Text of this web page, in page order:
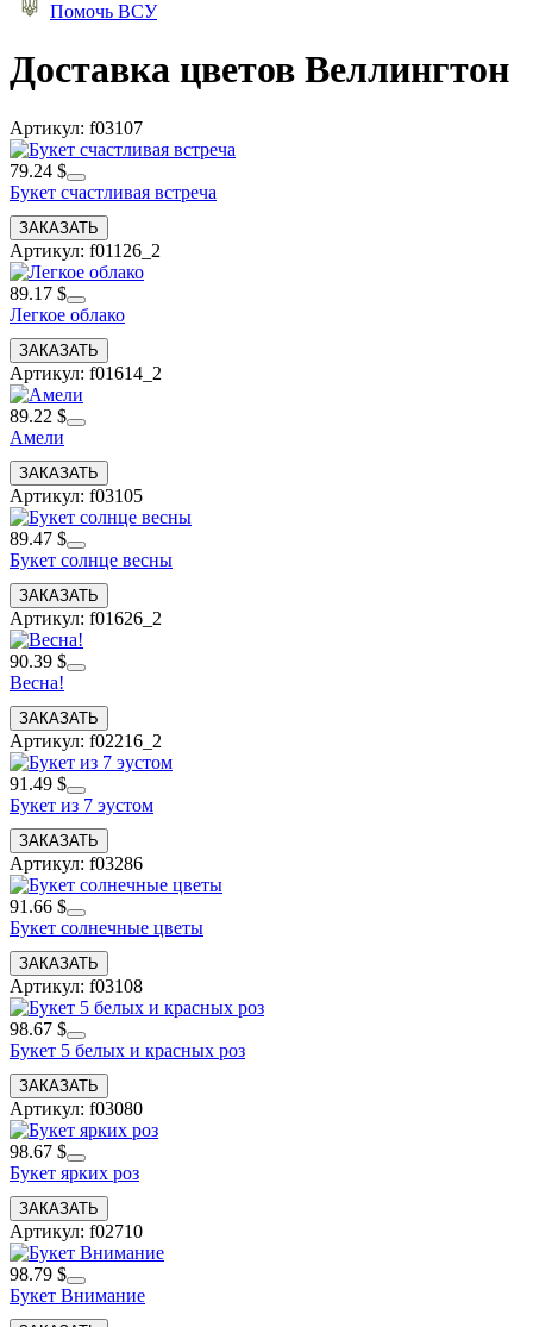
Помочь ВСУ
Доставка цветов Веллингтон
Артикул: f03107
79.24 $
Букет счастливая встреча
Артикул: f01126_2
89.17 $
Легкое облако
Артикул: f01614_2
89.22 $
Амели
Артикул: f03105
89.47 $
Букет солнце весны
Артикул: f01626_2
90.39 $
Весна!
Артикул: f02216_2
91.49 $
Букет из 7 эустом
Артикул: f03286
91.66 $
Букет солнечные цветы
Артикул: f03108
98.67 $
Букет 5 белых и красных роз
Артикул: f03080
98.67 $
Букет ярких роз
Артикул: f02710
98.79 $
Букет Внимание